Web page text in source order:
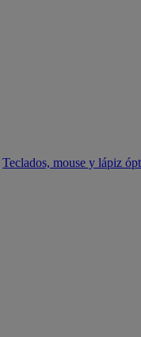
Teclados, mouse y lápiz